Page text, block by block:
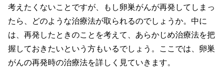
考えたくないことですが、もし卵巣がんが再発してしまっ
たら、どのような治療法が取られるのでしょうか。中に
は、再発したときのことを考えて、あらかじめ治療法を把
握しておきたいという方もいるでしょう。ここでは、卵巣
がんの再発時の治療法を詳しく見ていきます。